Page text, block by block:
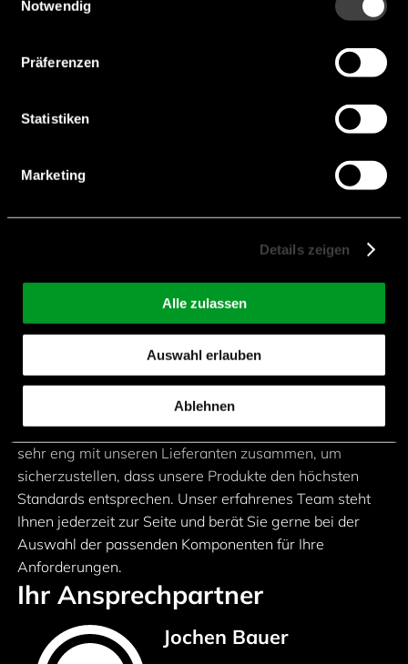
Notwendig
Präferenzen
Statistiken
Marketing
Details zeigen
Alle zulassen
Auswahl erlauben
Ablehnen
Touch Monitor
Kontakt
endrich steht für den Design-In-Vertrieb hochwertiger
elektronischer Bauelemente. Wir legen großen Wert
auf Qualität und Zuverlässigkeit. Deshalb arbeiten wir
sehr eng mit unseren Lieferanten zusammen, um
sicherzustellen, dass unsere Produkte den höchsten
Standards entsprechen. Unser erfahrenes Team steht
Ihnen jederzeit zur Seite und berät Sie gerne bei der
Auswahl der passenden Komponenten für Ihre
Anforderungen.
Ihr Ansprechpartner
Jochen Bauer